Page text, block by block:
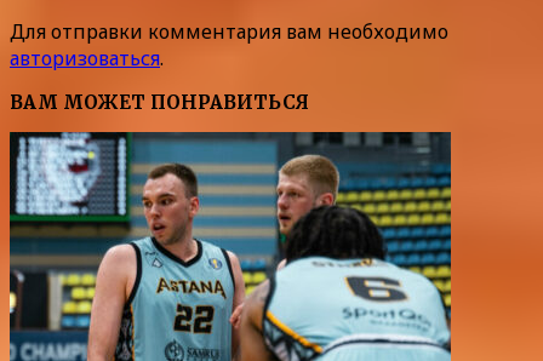
Для отправки комментария вам необходимо
авторизоваться.
ВАМ МОЖЕТ ПОНРАВИТЬСЯ